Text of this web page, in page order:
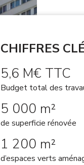
CHIFFRES
5,6 M€ TTC
Budget total des
5 000 m²
de superficie rénovée
1 200 m²
d’espaces verts